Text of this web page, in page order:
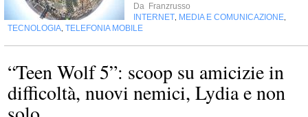
Da Franzrusso
INTERNET MEDIA E COMUNICAZIONE
TECNOLOGIA TELEFONIA MOBILE
“Teen Wolf 5”: scoop su amicizie in
difficoltà, nuovi nemici, Lydia e non